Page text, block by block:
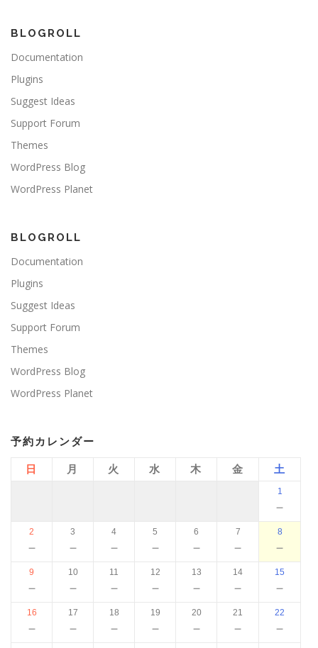
BLOGROLL
Documentation
Plugins
Suggest Ideas
Support Forum
Themes
WordPress Blog
WordPress Planet
BLOGROLL
Documentation
Plugins
Suggest Ideas
Support Forum
Themes
WordPress Blog
WordPress Planet
予約カレンダー
日 月 火 水 木 金 土
1
－
2
－
3
－
4
－
5
－
6
－
7
－
8
－
9
－
10
－
11
－
12
－
13
－
14
－
15
－
16
－
17
－
18
－
19
－
20
－
21
－
22
－